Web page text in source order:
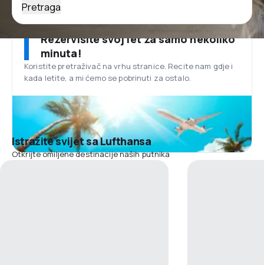
Pretraga
Rezervišite svoj let za samo nekoliko
minuta!
Koristite pretraživač na vrhu stranice. Recite nam gdje i
kada letite, a mi ćemo se pobrinuti za ostalo.
Istražite svijet sa Lufthansa
Otkrijte omiljene destinacije naših putnika